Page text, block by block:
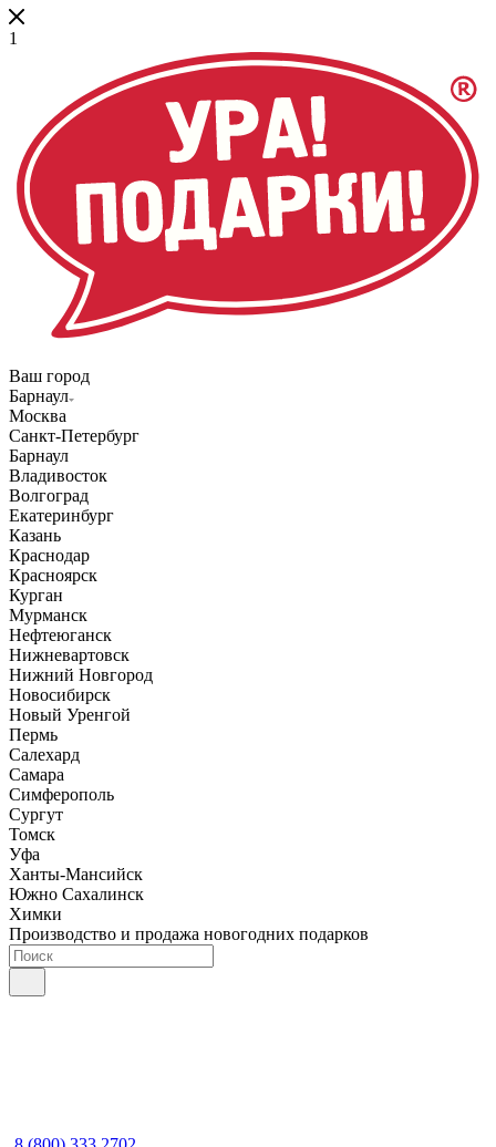
1
Ваш город
Барнаул
Москва
Санкт-Петербург
Барнаул
Владивосток
Волгоград
Екатеринбург
Казань
Краснодар
Красноярск
Курган
Мурманск
Нефтеюганск
Нижневартовск
Нижний Новгород
Новосибирск
Новый Уренгой
Пермь
Салехард
Самара
Симферополь
Сургут
Томск
Уфа
Ханты-Мансийск
Южно Сахалинск
Химки
Производство и продажа новогодних подарков